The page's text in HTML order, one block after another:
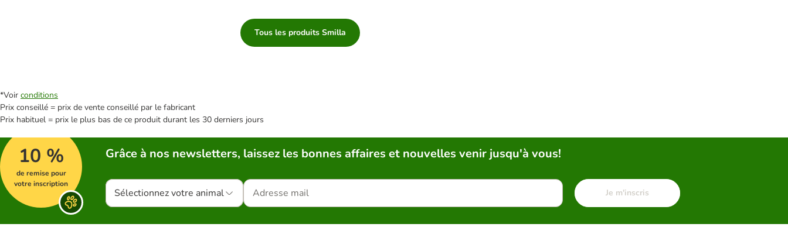
Tous les produits Smilla
*Voir conditions
Prix conseillé = prix de vente conseillé par le fabricant
Prix habituel = prix le plus bas de ce produit durant les 30 derniers jours
10 %
de remise pour
votre inscription
Grâce à nos newsletters, laissez les bonnes affaires et nouvelles venir jusqu'à vous!
Sélectionnez votre animal Je m'inscris